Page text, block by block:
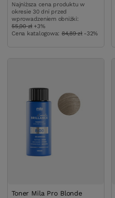
Najniższa cena produktu w
okresie 30 dni przed
wprowadzeniem obniżki:
55,90 zł +3%
Cena katalogowa: 84,89 zł -32%
Toner Mila Pro Blonde